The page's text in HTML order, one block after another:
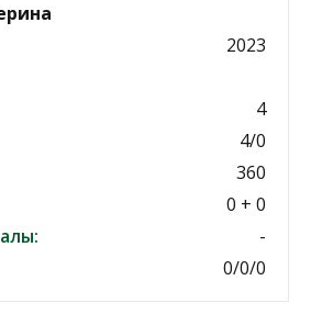
2023
4
4/0
360
0 + 0
-
0/0/0